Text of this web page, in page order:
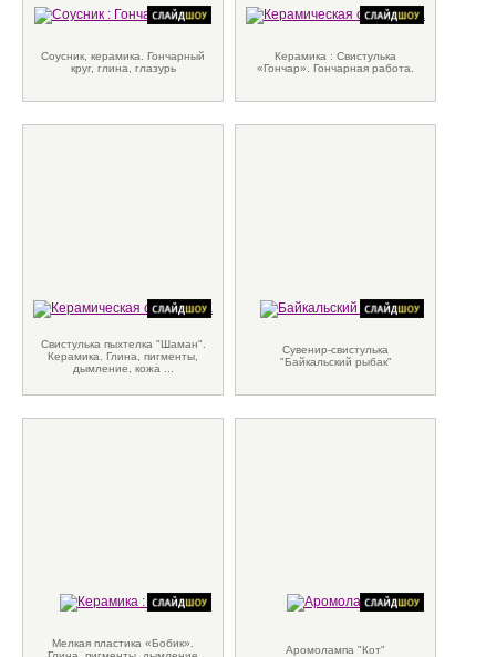
Соусник, керамика. Гончарный
круг, глина, глазурь
Керамика : Свистулька
«Гончар». Гончарная работа.
Свистулька пыхтелка "Шаман".
Керамика. Глина, пигменты,
дымление, кожа ...
Сувенир-свистулька
"Байкальский рыбак"
Мелкая пластика «Бобик».
Аромолампа "Кот"